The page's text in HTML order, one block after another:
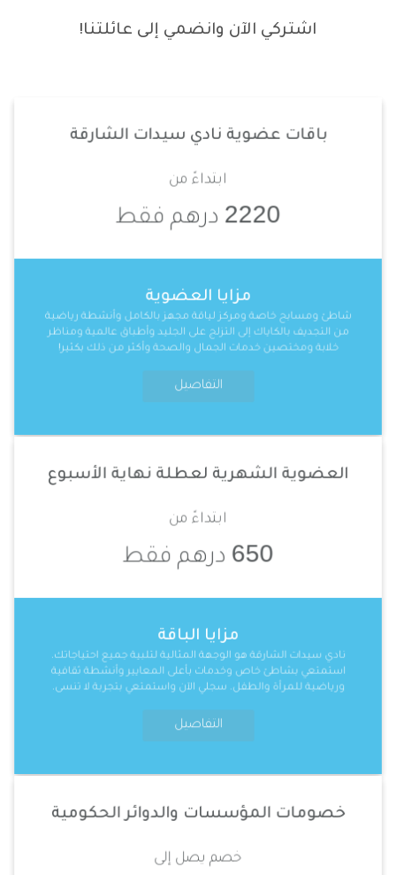
اشتركي الآن وانضمي إلى عائلتنا!
باقات عضوية نادي سيدات الشارقة
ابتداءً من
2220 درهم فقط
مزايا العضوية
شاطئ ومسابح خاصة ومركز لياقة مجهز بالكامل وأنشطة رياضية
من التجديف بالكاياك إلى التزلج على الجليد وأطباق عالمية ومناظر
خلابة ومختصين خدمات الجمال والصحة وأكثر من ذلك بكثير!
التفاصيل
العضوية الشهرية لعطلة نهاية الأسبوع
ابتداءً من
650 درهم فقط
مزايا الباقة
نادي سيدات الشارقة هو الوجهة المثالية لتلبية جميع احتياجاتك.
استمتعي بشاطئ خاص وخدمات بأعلى المعايير وأنشطة ثقافية
ورياضية للمرأة والطفل. سجلي الآن واستمتعي بتجربة لا تنسى.
التفاصيل
خصومات المؤسسات والدوائر الحكومية
خصم يصل إلى